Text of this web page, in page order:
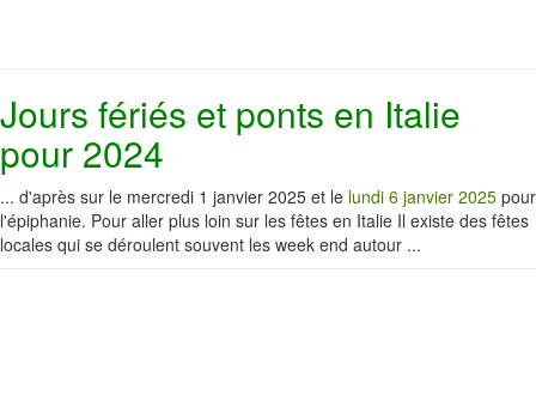
Jours fériés et ponts en Italie
pour 2024
... d'après sur le mercredi 1 janvier 2025 et le lundi 6 janvier 2025 pour
l'épiphanie. Pour aller plus loin sur les fêtes en Italie Il existe des fêtes
locales qui se déroulent souvent les week end autour ...